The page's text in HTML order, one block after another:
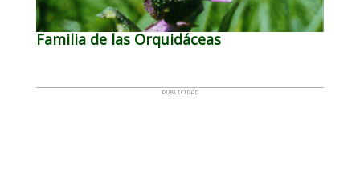
Familia de las Orquidáceas